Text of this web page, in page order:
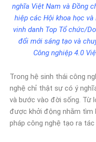
nghĩa Việt Nam và Đồng
hiệp các Hội khoa học
vinh danh Top Tổ chức/
đổi mới sáng tạo và
Công nghiệp 4.0
Trong hệ sinh thái công
nghệ chỉ thật sự có ý
và bước vào đời sống. Từ
được khởi động nhằm tìm
pháp công nghệ tạo ra